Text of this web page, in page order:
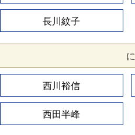
長川紋子
に
西川裕信
西田半峰